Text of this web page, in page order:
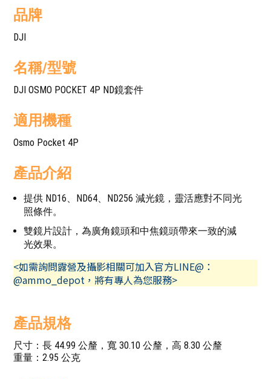
品牌
DJI
名稱/型號
DJI OSMO POCKET 4P ND鏡套件
適用機種
Osmo Pocket 4P
產品介紹
提供 ND16、ND64、ND256 減光鏡，靈活應對不同光
照條件。
雙鏡片設計，為廣角鏡頭和中焦鏡頭帶來一致的減
光效果。
<如需詢問露營及攝影相關可加入官方LINE@：
@ammo_depot，將有專人為您服務>
產品規格
尺寸：長 44.99 公釐，寬 30.10 公釐，高 8.30 公釐
重量：2.95 公克